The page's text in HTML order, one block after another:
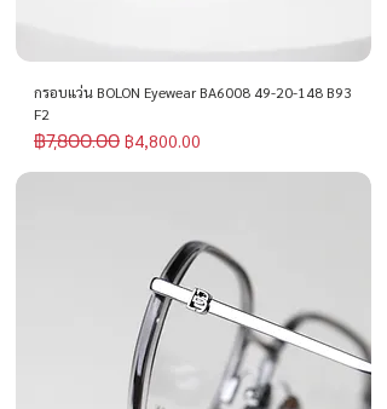
กรอบแว่น BOLON Eyewear BA6008 49-20-148 B93
F2
ราคาปกติ
฿7,800.00 ราคาขายลด
฿4,800.00